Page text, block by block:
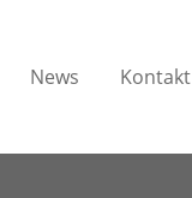
News Kontakt